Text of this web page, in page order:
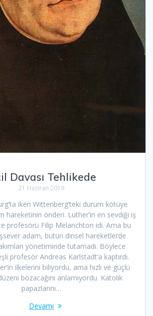
Davası Tehlikede
21 Haziran 2019
iken Wittenberg’teki durum kötüye
hareketinin önderi. Luther’in en sevdiği iş
profesörü Filip Melanchton idi. Ama bu
adam, bütün dinsel hareketlerde
yönetiminde tutamadı. Böylece
profesör Andreas Karlstadt’a kaptırdı.
ilkelerini biliyordu, ama hızlı ve güçlü
bozacağını anlamıyordu. Katolik
papazlarını…
Devamı